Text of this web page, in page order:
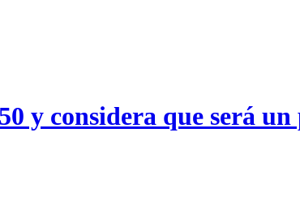
y considera que será un